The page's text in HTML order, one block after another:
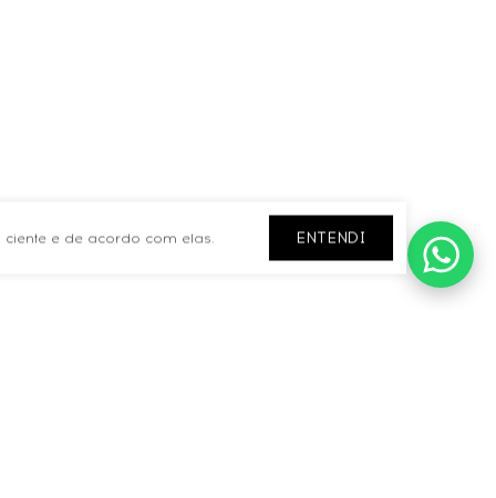
e de acordo com elas. ENTENDI